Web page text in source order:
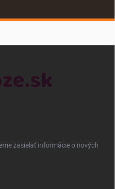
zasielať informácie o nových